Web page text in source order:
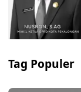
Tag Populer